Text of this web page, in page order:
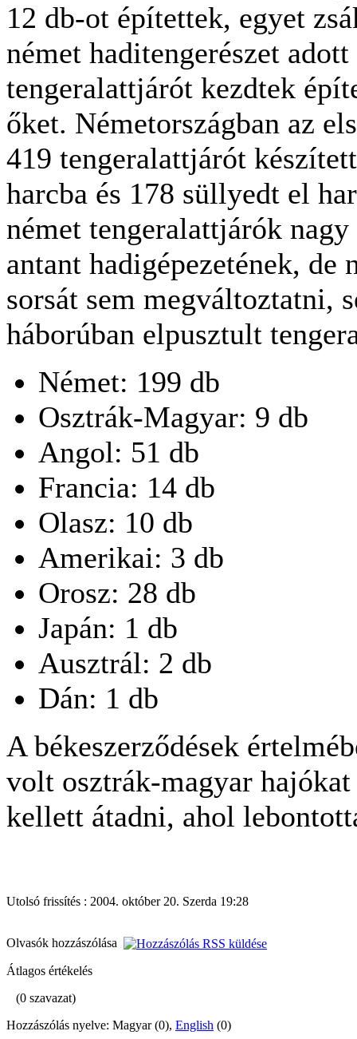
12 db-ot építettek, egyet
német haditengerészet
tengeralattjárót kezdtek
őket. Németországban az
419 tengeralattjárót
harcba és 178 süllyedt el
német tengeralattjárók
antant hadigépezetének, de
sorsát sem megváltoztatni,
háborúban elpusztult
Német: 199 db
Osztrák-Magyar: 9 db
Angol: 51 db
Francia: 14 db
Olasz: 10 db
Amerikai: 3 db
Orosz: 28 db
Japán: 1 db
Ausztrál: 2 db
Dán: 1 db
A békeszerződések
volt osztrák-magyar
kellett átadni, ahol
Utolsó frissítés : 2004. október 20. Szerda 19:28
Olvasók hozzászólása
Átlagos értékelés
(0 szavazat)
Hozzászólás nyelve: Magyar (0), English (0)